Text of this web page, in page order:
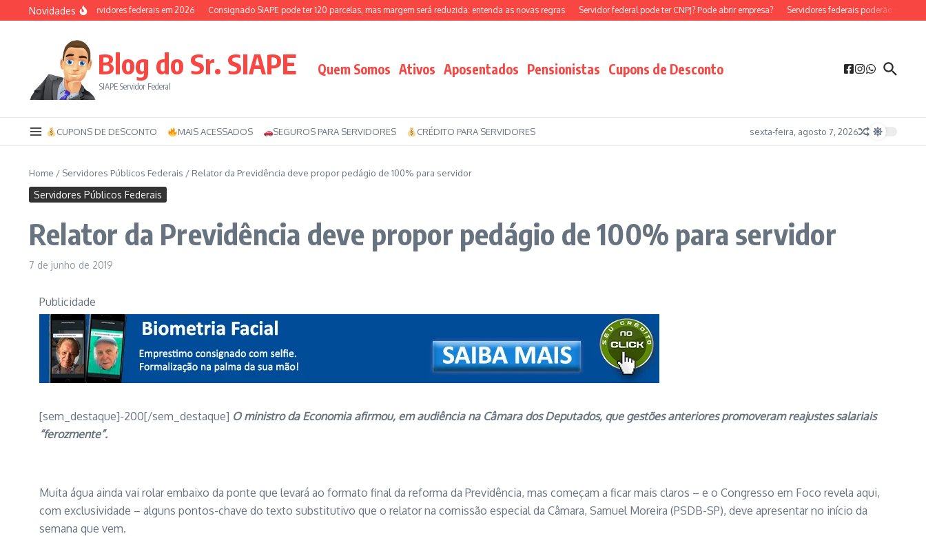
Ir para o conteúdo
Novidades
Auxílio-saúde dos servidores federais em 2026 Consignado SIAPE pode ter 120 parcelas, mas margem será reduzida: entenda as novas regras Servidor federal pode ter CNPJ? Pode abrir empresa? Servidores federais poderão ser MEI?
Blog do Sr. SIAPE
SIAPE Servidor Federal
Quem Somos Ativos Aposentados Pensionistas Cupons de Desconto
CUPONS DE DESCONTO MAIS ACESSADOS SEGUROS PARA SERVIDORES CRÉDITO PARA SERVIDORES sexta-feira, agosto 7, 2026
Home / Servidores Públicos Federais / Relator da Previdência deve propor pedágio de 100% para servidor
Servidores Públicos Federais
Relator da Previdência deve propor pedágio de 100% para servidor
7 de junho de 2019
Publicidade
[sem_destaque]-200[/sem_destaque] O ministro da Economia afirmou, em audiência na Câmara dos Deputados, que gestões anteriores promoveram reajustes salariais
“ferozmente”.
Muita água ainda vai rolar embaixo da ponte que levará ao formato final da reforma da Previdência, mas começam a ficar mais claros – e o Congresso em Foco revela aqui,
com exclusividade – alguns pontos-chave do texto substitutivo que o relator na comissão especial da Câmara, Samuel Moreira (PSDB-SP), deve apresentar no início da
semana que vem.